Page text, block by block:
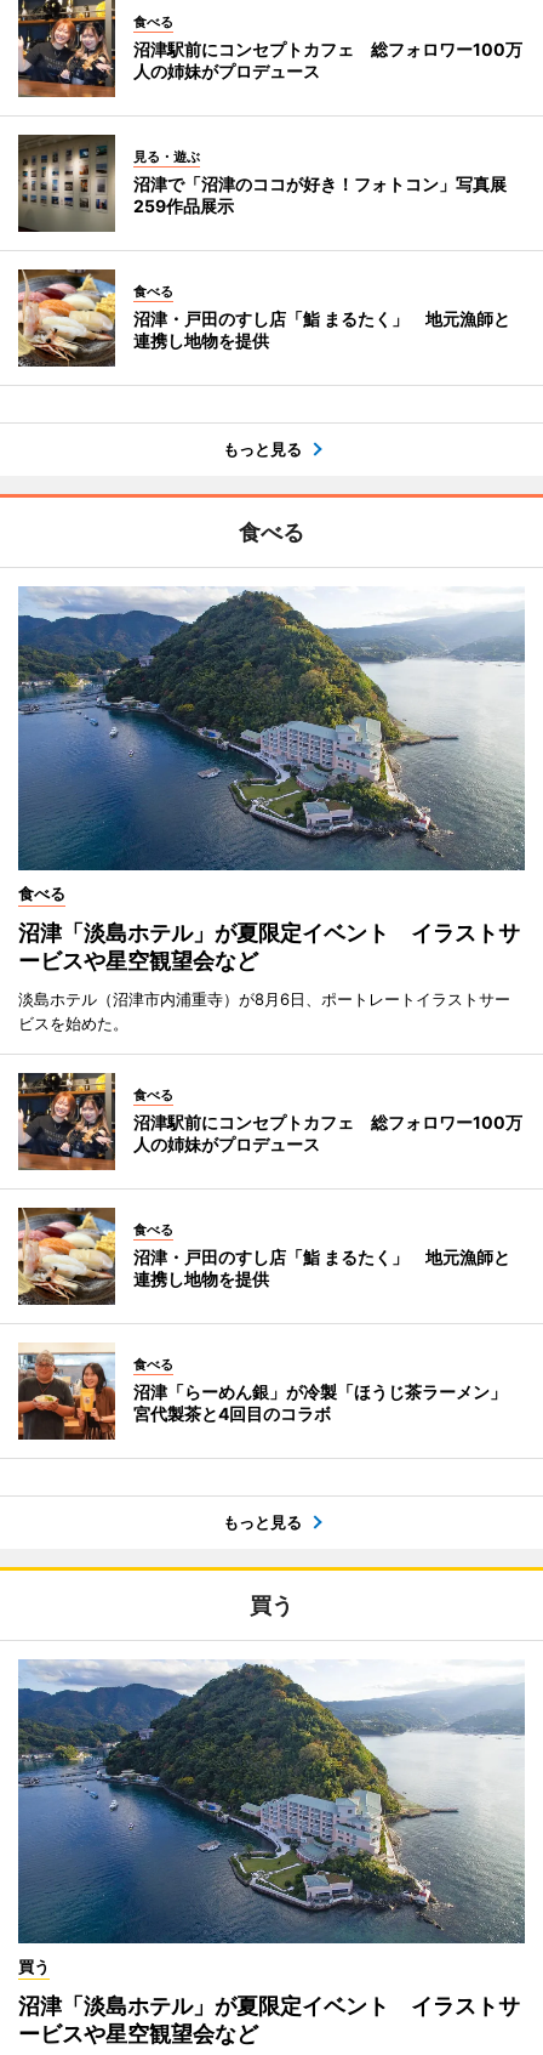
食べる
沼津駅前にコンセプトカフェ 総フォロワー100万
人の姉妹がプロデュース
見る・遊ぶ
沼津で「沼津のココが好き！フォトコン」写真展
259作品展示
食べる
沼津・戸田のすし店「鮨 まるたく」 地元漁師と
連携し地物を提供
もっと見る
食べる
食べる
沼津「淡島ホテル」が夏限定イベント イラストサ
ービスや星空観望会など
淡島ホテル（沼津市内浦重寺）が8月6日、ポートレートイラストサー
ビスを始めた。
食べる
沼津駅前にコンセプトカフェ 総フォロワー100万
人の姉妹がプロデュース
食べる
沼津・戸田のすし店「鮨 まるたく」 地元漁師と
連携し地物を提供
食べる
沼津「らーめん銀」が冷製「ほうじ茶ラーメン」
宮代製茶と4回目のコラボ
もっと見る
買う
買う
沼津「淡島ホテル」が夏限定イベント イラストサ
ービスや星空観望会など